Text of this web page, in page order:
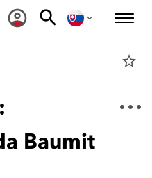
star_border
Baumit